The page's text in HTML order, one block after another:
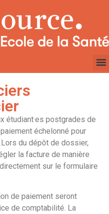
étudiant·es postgrades de
échelonné pour
du dépôt de dossier,
la facture de manière
sur le formulaire
de paiement seront
de comptabilité. La